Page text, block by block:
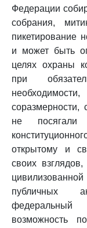
Федерации
собрания,
пикетирование
и может быть
целях охраны
при
не
открытому и
своих
публичных
возможность